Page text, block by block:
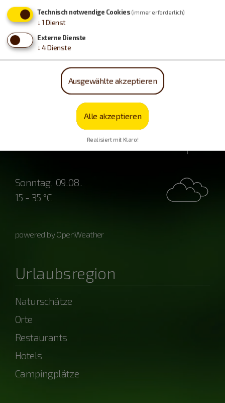
Wetter
Samstag, 08.08.
Sonntag, 09.08.
15 - 35 °C
powered by OpenWeather
Urlaubsregion
Naturschätze
Orte
Restaurants
Hotels
Campingplätze
Technisch notwendige Cookies (immer erforderlich)
↓ 1 Dienst
Externe Dienste
↓ 4Dienste
Ausgewählte akzeptieren
Alle akzeptieren
Realisiert mit Klaro!